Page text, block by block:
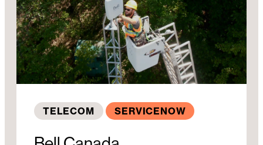
TELECOM SERVICENOW